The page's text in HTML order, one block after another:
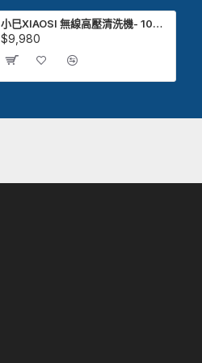
小巳XIAOSI 無線高壓清洗機- 1000W鋰電超強水壓「清潔怪獸」，跑山/露營戶外出行必備！
$9,980